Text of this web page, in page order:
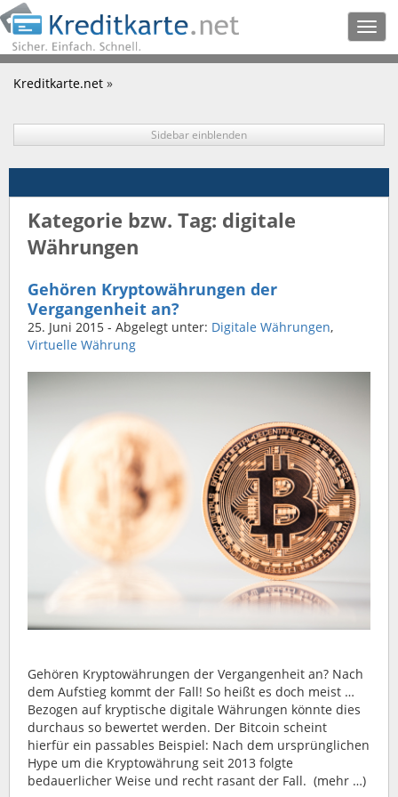
Kreditkarte.net »
Sidebar einblenden
Kategorie bzw. Tag: digitale
Währungen
Gehören Kryptowährungen der
Vergangenheit an?
25. Juni 2015 - Abgelegt unter: Digitale Währungen,
Virtuelle Währung
Gehören Kryptowährungen der Vergangenheit an? Nach
dem Aufstieg kommt der Fall! So heißt es doch meist …
Bezogen auf kryptische digitale Währungen könnte dies
durchaus so bewertet werden. Der Bitcoin scheint
hierfür ein passables Beispiel: Nach dem ursprünglichen
Hype um die Kryptowährung seit 2013 folgte
bedauerlicher Weise und recht rasant der Fall. (mehr …)